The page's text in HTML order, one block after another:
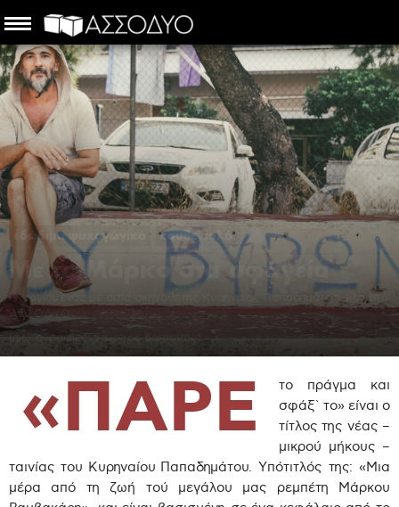
εδώδιμα ψυχαγωγικά κουβεντολόι
Με το Μάρκο στα σφαγεία
Ο οργισμένος με αιτία σκηνοθέτης Κυρηναίος Παπαδημάτος μιλά στο
ΑΣΣΟΔΥΟ
(φωτογραφίες:
γιώργος δομιανός
«ΠΑΡΕ
το πράγμα και
σφάξ` το» είναι ο
τίτλος της νέας –
μικρού μήκους –
ταινίας του Κυρηναίου Παπαδημάτου. Υπότιτλός της: «Μια
μέρα από τη ζωή τού μεγάλου μας ρεμπέτη Μάρκου